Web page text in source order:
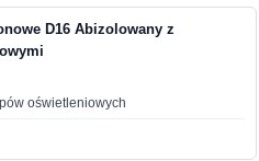
D16 Abizolowany z
oświetleniowych